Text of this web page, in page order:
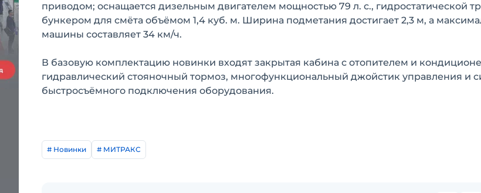
приводом; оснащается дизельным двигателем мощностью 79 л. с., гидростатической
бункером для смёта объёмом 1,4 куб. м. Ширина подметания достигает 2,3 м, а
машины составляет 34 км/ч.
В базовую комплектацию новинки входят закрытая кабина с отопителем и
гидравлический стояночный тормоз, многофункциональный джойстик управления и
быстросъёмного подключения оборудования.
# Новинки # МИТРАКС